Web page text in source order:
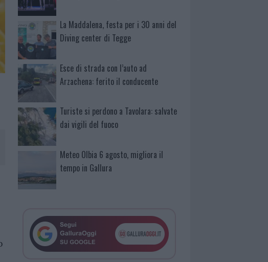
La Maddalena, festa per i 30 anni del
Diving center di Tegge
Esce di strada con l’auto ad
Arzachena: ferito il conducente
Turiste si perdono a Tavolara: salvate
dai vigili del fuoco
Meteo Olbia 6 agosto, migliora il
tempo in Gallura